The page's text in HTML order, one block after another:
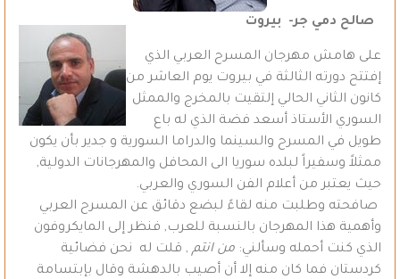
صالح دمي جر- بيروت
على هامش مهرجان المسرح العربي الذي
إفتتح دورته الثالثة في بيروت يوم العاشر من
كانون الثاني الحالي إلتقيت بالمخرج والممثل
السوري الأستاذ أسعد فضة الذي له باع
طويل في المسرح والسينما والدراما السورية و جدير بأن يكون
ممثلاً وسفيراً لبلده سوريا الى المحافل والمهرجانات الدولية,
حيث يعتبر من أعلام الفن السوري والعربي.
صافحته وطلبت منه لقاءً لبضع دقائق عن المسرح العربي
وأهمية هذا المهرجان بالنسبة للعرب, فنظر إلى المايكروفون
الذي كنت أحمله وسألني: من انتم , قلت له نحن فضائية
كردستان فما كان منه إلا أن أصيب بالدهشة وقال بإبتسامة